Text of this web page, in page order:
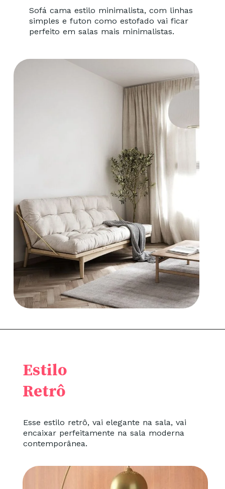
Sofá cama estilo minimalista, com linhas
simples e futon como estofado vai ficar
perfeito em salas mais minimalistas.
Esse estilo retrô, vai elegante na sala, vai
encaixar perfeitamente na sala moderna
contemporânea.
Estilo
Retrô